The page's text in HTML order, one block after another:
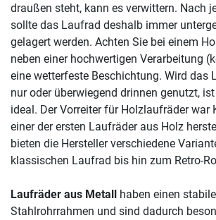
draußen steht, kann es verwittern. Nach
sollte das Laufrad deshalb immer
gelagert werden. Achten Sie bei einem
neben einer hochwertigen Verarbeitung
eine wetterfeste Beschichtung. Wird das
nur oder überwiegend drinnen genutzt,
ideal. Der Vorreiter für Holzlaufräder war
einer der ersten Laufräder aus Holz
bieten die Hersteller verschiedene
klassischen Laufrad bis hin zum Retro-
Laufräder aus Metall haben einen
Stahlrohrrahmen und sind dadurch